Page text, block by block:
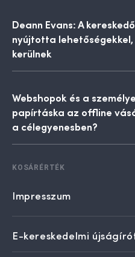
Deann Evans: A
nyújtotta
kerülnek
Webshopok és a
papírtáska az offline
a célegyenesben?
KOSÁRÉRTÉK
Impresszum
E-kereskedelmi